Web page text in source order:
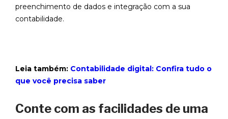
preenchimento de dados e integração com a sua
contabilidade.
Leia também: Contabilidade digital: Confira tudo o
que você precisa saber
Conte com as facilidades de uma